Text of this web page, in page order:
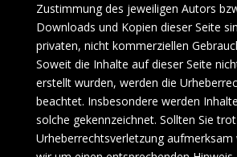
Zustimmung des jeweiligen Autors
Downloads und Kopien dieser Seite
privaten, nicht kommerziellen
Soweit die Inhalte auf dieser Seite
erstellt wurden, werden die
beachtet. Insbesondere werden
solche gekennzeichnet. Sollten Sie
Urheberrechtsverletzung